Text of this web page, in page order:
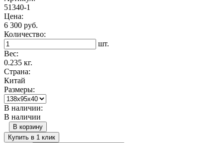
51340-1
Цена:
6 300 руб.
Количество:
шт.
Вес:
0.235 кг.
Страна:
Китай
Размеры:
В наличии:
В наличии
В корзину
Купить в 1 клик